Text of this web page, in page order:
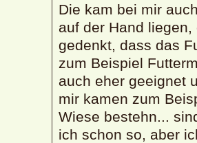
Die kam bei mir
auf der Hand
gedenkt, dass das
zum Beispiel
auch eher geeignet
mir kamen zum
Wiese bestehn...
ich schon so, aber